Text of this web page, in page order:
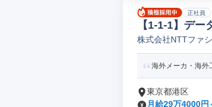
正社員
【1-1-1】デ
ド/サポートエ
株式会社NTTファ
海外メーカ・海外
東京都港区
月給29万4000円